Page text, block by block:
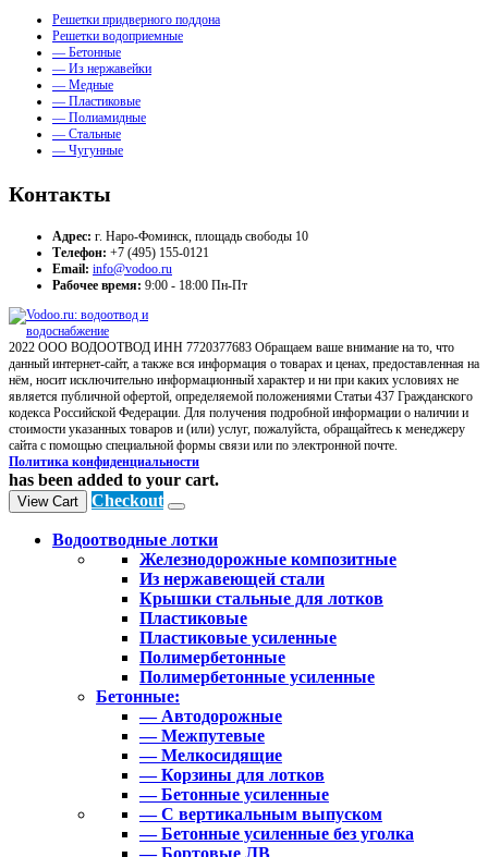
Решетки придверного поддона
Решетки водоприемные
— Бетонные
— Из нержавейки
— Медные
— Пластиковые
— Полиамидные
— Стальные
— Чугунные
Контакты
Адрес: г. Наро-Фоминск, площадь свободы 10
Телефон: +7 (495) 155-0121
Email: info@vodoo.ru
Рабочее время: 9:00 - 18:00 Пн-Пт
2022 ООО ВОДООТВОД ИНН 7720377683 Обращаем ваше внимание на то, что
данный интернет-сайт, а также вся информация о товарах и ценах, предоставленная на
нём, носит исключительно информационный характер и ни при каких условиях не
является публичной офертой, определяемой положениями Статьи 437 Гражданского
кодекса Российской Федерации. Для получения подробной информации о наличии и
стоимости указанных товаров и (или) услуг, пожалуйста, обращайтесь к менеджеру
сайта с помощью специальной формы связи или по электронной почте.
Политика конфиденциальности
has been added to your cart.
View Cart Checkout
Водоотводные лотки
Железнодорожные композитные
Из нержавеющей стали
Крышки стальные для лотков
Пластиковые
Пластиковые усиленные
Полимербетонные
Полимербетонные усиленные
Бетонные:
— Автодорожные
— Межпутевые
— Мелкосидящие
— Корзины для лотков
— Бетонные усиленные
— С вертикальным выпуском
— Бетонные усиленные без уголка
— Бортовые ЛВ